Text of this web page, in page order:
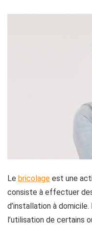
Le bricolage est une
consiste à effectuer
d’installation à
l’utilisation de certains